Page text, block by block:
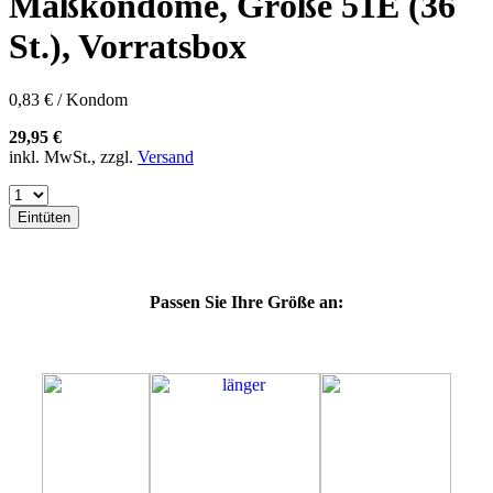
60F
60G
60H
60K
60L
64E
64F
64L
64M
St.), Vorratsbox
0,83 € / Kondom
29,95 €
inkl. MwSt., zzgl. Versand
Eintüten
Passen Sie Ihre Größe an: